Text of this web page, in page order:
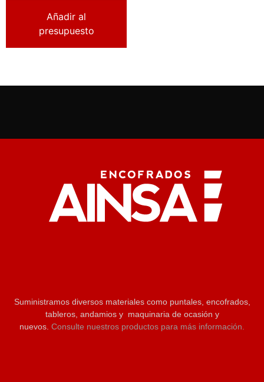
Añadir al
presupuesto
Suministramos diversos materiales como puntales, encofrados,
tableros, andamios y maquinaria de ocasión y
nuevos. Consulte nuestros productos para más información.